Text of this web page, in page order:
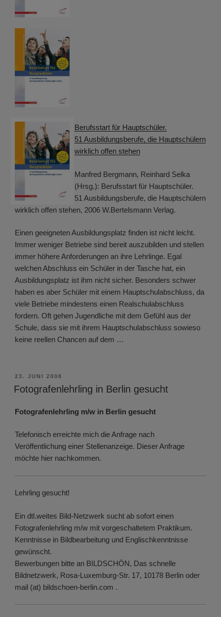
Berufsstart für Hauptschüler.
51 Ausbildungsberufe, die Hauptschülern
wirklich offen stehen
Manfred Bergmann, Reinhard Selka
(Hrsg.): Berufsstart für Hauptschüler.
51 Ausbildungsberufe, die Hauptschülern
wirklich offen stehen, 2006 W.Bertelsmann Verlag.
Einen geeigneten Ausbildungsplatz finden ist nicht leicht.
Immer weniger Betriebe sind bereit auszubilden und stellen
immer höhere Anforderungen an ihre Lehrlinge. Egal
welchen Abschluss ein Schüler in der Tasche hat, ein
Ausbildungsplatz ist ihm nicht sicher. Besonders schwer
haben es aber Schüler mit einem Hauptschulabschluss, da
viele Betriebe mindestens einen Realschulabschluss
fordern. Oft gehen Jugendliche mit dem Gefühl aus der
Schule, dass sie mit ihrem Hauptschulabschluss sowieso
keine reellen Chancen auf dem …
VERÖFFENTLICHT
AM
23. JUNI 2008
Fotografenlehrling in Berlin gesucht
Fotografenlehrling m/w in Berlin gesucht
Telefonisch erreichte mich die Anfrage nach
Veröffentlichung einer Stellenanzeige. Dieser Anfrage
möchte hier nachkommen.
Lehrling gesucht!
Ein dtl.weites Bild-Netzwerk sucht ab sofort einen
Fotografenlehrling m/w mit vorgeschaltetem Praktikum.
Kenntnisse in Bildbearbeitung und Englischkenntnisse
gewünscht.
Bewerbungen bitte an BILDSCHÖN, Das schnelle
Bildnetzwerk, Rosa-Luxemburg-Str. 17, 10178 Berlin oder
mail (at) bildschoen-berlin.com .